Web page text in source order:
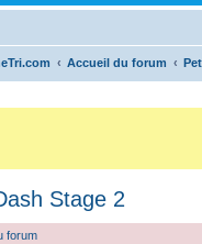
Accueil du forum
Stage 2
forum